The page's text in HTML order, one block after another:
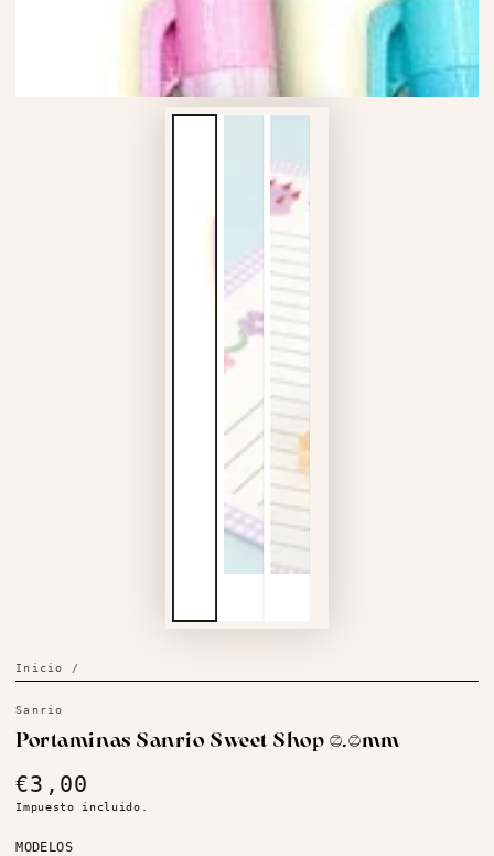
Inicio /
Sanrio
Portaminas Sanrio Sweet Shop 0.5mm
Precio
regular
€3,00
Impuesto incluido.
MODELOS